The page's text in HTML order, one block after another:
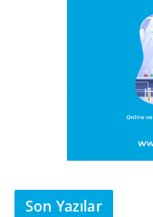
Son Yazılar